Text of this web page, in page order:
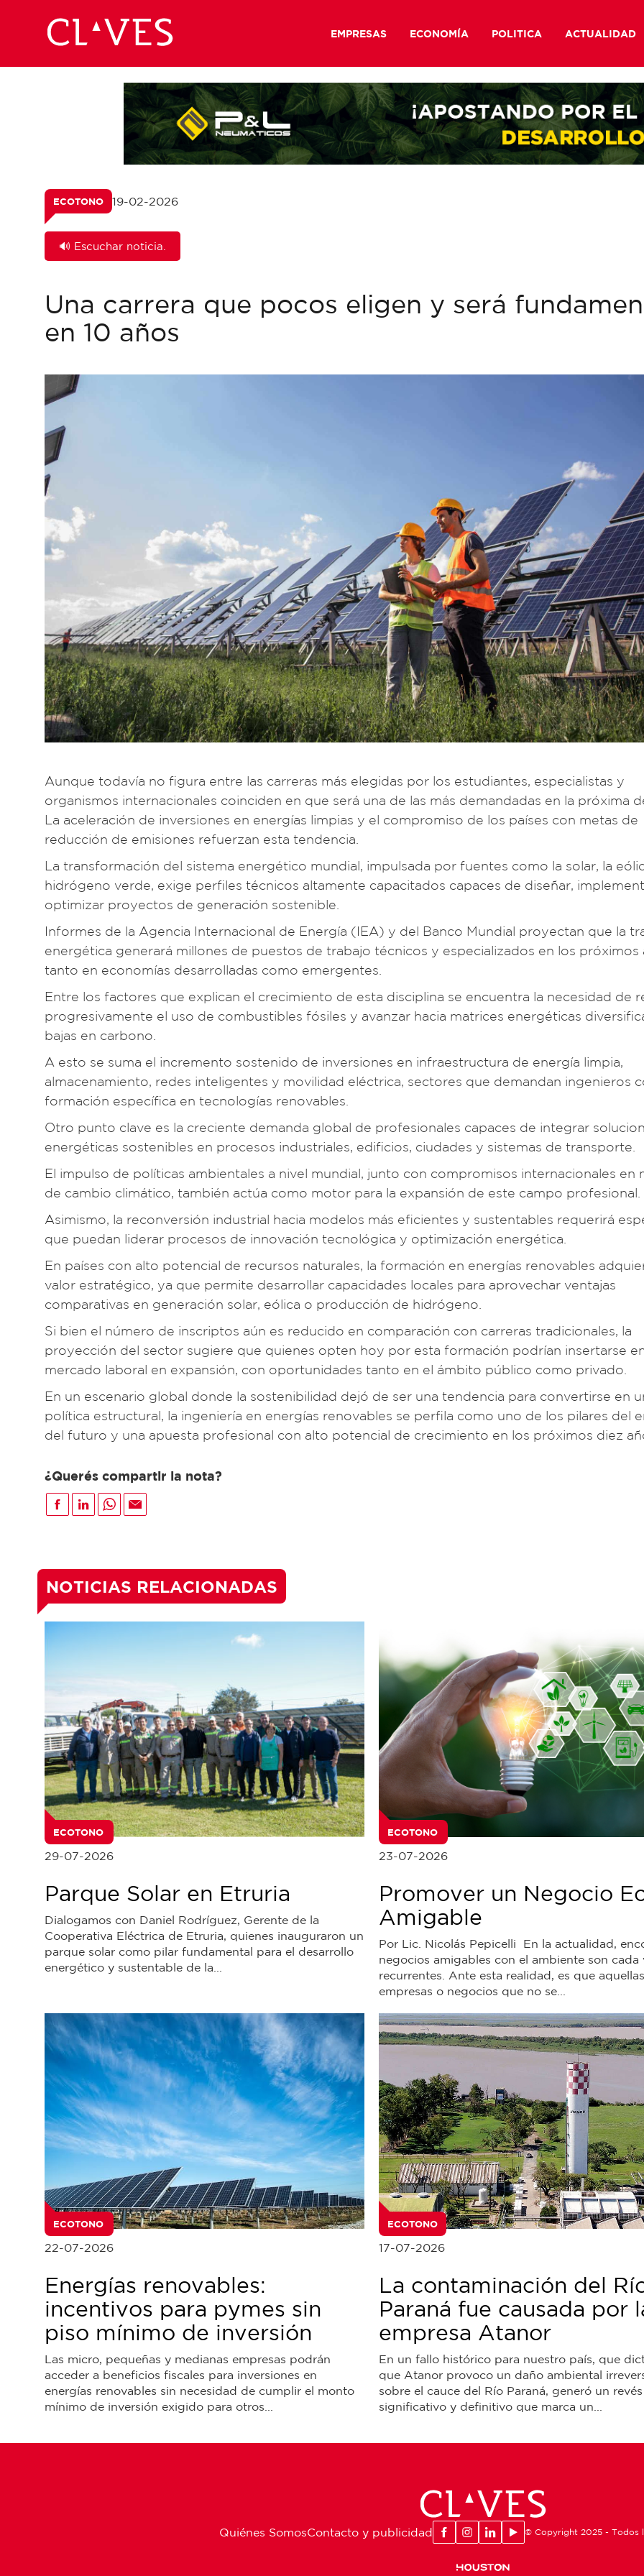
EMPRESAS ECONOMÍA POLITICA ACTUALIDAD
ECOTONO 19-02-2026
🔊 Escuchar noticia.
Una carrera que pocos eligen y será
en 10 años
Aunque todavía no figura entre las carreras más elegidas por los estudiantes, especialistas y
organismos internacionales coinciden en que será una de las más demandadas en la próxima
La aceleración de inversiones en energías limpias y el compromiso de los países con metas de
reducción de emisiones refuerzan esta tendencia.
La transformación del sistema energético mundial, impulsada por fuentes como la solar, la
hidrógeno verde, exige perfiles técnicos altamente capacitados capaces de diseñar,
optimizar proyectos de generación sostenible.
Informes de la Agencia Internacional de Energía (IEA) y del Banco Mundial proyectan que la
energética generará millones de puestos de trabajo técnicos y especializados en los próximos
tanto en economías desarrolladas como emergentes.
Entre los factores que explican el crecimiento de esta disciplina se encuentra la necesidad de
progresivamente el uso de combustibles fósiles y avanzar hacia matrices energéticas
bajas en carbono.
A esto se suma el incremento sostenido de inversiones en infraestructura de energía limpia,
almacenamiento, redes inteligentes y movilidad eléctrica, sectores que demandan ingenieros
formación específica en tecnologías renovables.
Otro punto clave es la creciente demanda global de profesionales capaces de integrar
energéticas sostenibles en procesos industriales, edificios, ciudades y sistemas de transporte.
El impulso de políticas ambientales a nivel mundial, junto con compromisos internacionales en
de cambio climático, también actúa como motor para la expansión de este campo profesional.
Asimismo, la reconversión industrial hacia modelos más eficientes y sustentables requerirá
que puedan liderar procesos de innovación tecnológica y optimización energética.
En países con alto potencial de recursos naturales, la formación en energías renovables
valor estratégico, ya que permite desarrollar capacidades locales para aprovechar ventajas
comparativas en generación solar, eólica o producción de hidrógeno.
Si bien el número de inscriptos aún es reducido en comparación con carreras tradicionales, la
proyección del sector sugiere que quienes opten hoy por esta formación podrían insertarse
mercado laboral en expansión, con oportunidades tanto en el ámbito público como privado.
En un escenario global donde la sostenibilidad dejó de ser una tendencia para convertirse en
política estructural, la ingeniería en energías renovables se perfila como uno de los pilares del
del futuro y una apuesta profesional con alto potencial de crecimiento en los próximos diez
¿Querés compartir la nota?
NOTICIAS RELACIONADAS
ECOTONO
29-07-2026
Parque Solar en Etruria
Dialogamos con Daniel Rodríguez, Gerente de la
Cooperativa Eléctrica de Etruria, quienes inauguraron un
parque solar como pilar fundamental para el desarrollo
energético y sustentable de la...
ECOTONO
23-07-2026
Promover un Negocio
Amigable
Por Lic. Nicolás Pepicelli En la actualidad,
negocios amigables con el ambiente son cada
recurrentes. Ante esta realidad, es que aquellas
empresas o negocios que no se...
ECOTONO
22-07-2026
Energías renovables:
incentivos para pymes sin
piso mínimo de inversión
Las micro, pequeñas y medianas empresas podrán
acceder a beneficios fiscales para inversiones en
energías renovables sin necesidad de cumplir el monto
mínimo de inversión exigido para otros...
ECOTONO
17-07-2026
La contaminación del
Paraná fue causada por
empresa Atanor
En un fallo histórico para nuestro país, que
que Atanor provoco un daño ambiental
sobre el cauce del Río Paraná, generó un revés
significativo y definitivo que marca un...
Quiénes SomosContacto y publicidad © Copyright 2025 - Todos